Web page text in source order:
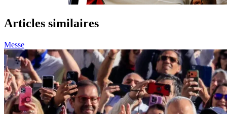
Articles similaires
Messe